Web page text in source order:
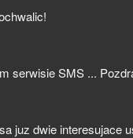
serwisie SMS ...
juz dwie interesujace